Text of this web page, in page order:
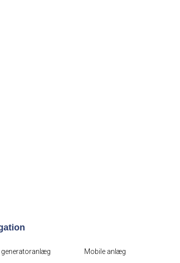
generatoranlæg
Mobile anlæg